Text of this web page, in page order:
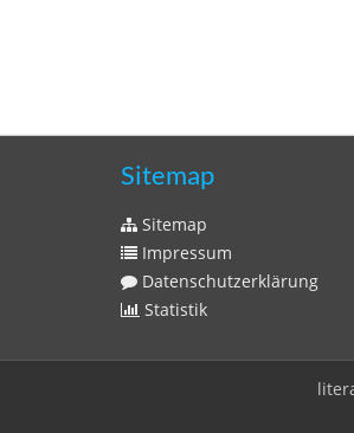
Sitemap
Sitemap
Impressum
Datenschutzerklärung
Statistik